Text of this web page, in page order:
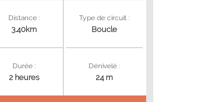
Distance :
3.40km
Type de circuit :
Boucle
Durée :
2 heures
Dénivelé :
24 m